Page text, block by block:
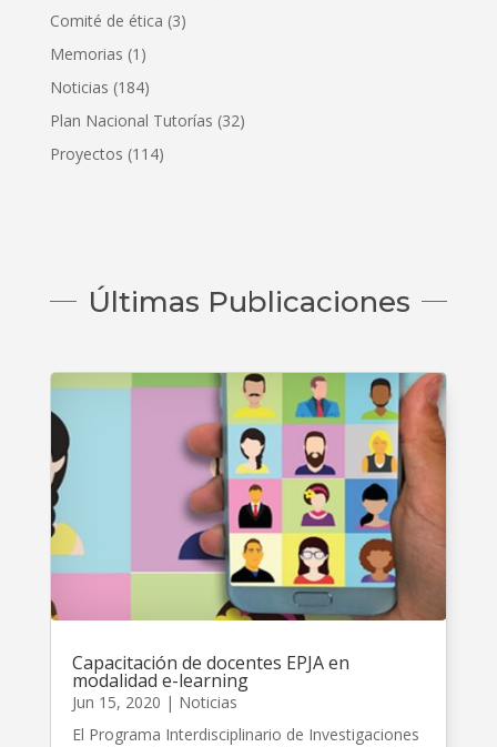
Comité de ética (3)
Memorias (1)
Noticias (184)
Plan Nacional Tutorías (32)
Proyectos (114)
Últimas Publicaciones
Capacitación de docentes EPJA en
modalidad e-learning
Jun 15, 2020 | Noticias
El Programa Interdisciplinario de Investigaciones